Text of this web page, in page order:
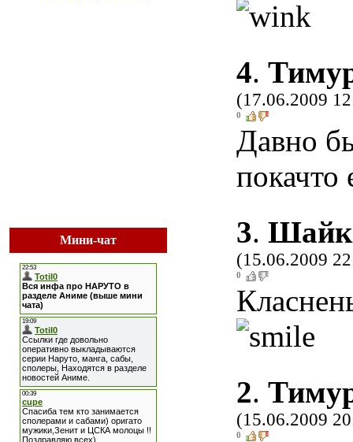
Мини-чат
4.
(17.06.2009
0
Давно
покачто
3.
(15.06.2009
0
2.
(15.06.2009
0